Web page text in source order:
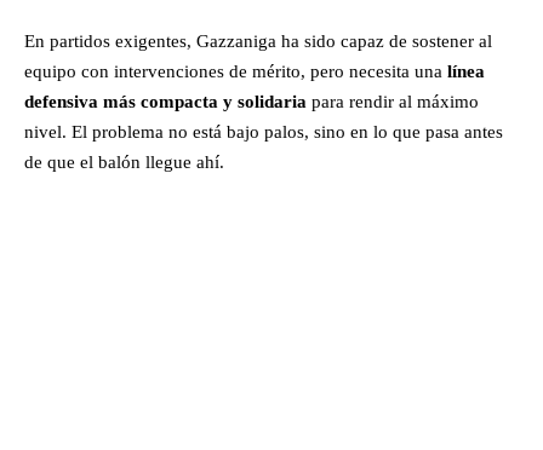
En partidos exigentes, Gazzaniga ha sido capaz de sostener al
equipo con intervenciones de mérito, pero necesita una línea
defensiva más compacta y solidaria para rendir al máximo
nivel. El problema no está bajo palos, sino en lo que pasa antes
de que el balón llegue ahí.